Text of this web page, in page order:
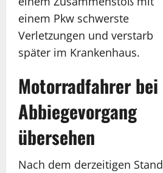
einem Pkw schwerste
Verletzungen und verstarb
später im Krankenhaus.
Motorradfahrer bei
Abbiegevorgang
übersehen
Nach dem derzeitigen Stand